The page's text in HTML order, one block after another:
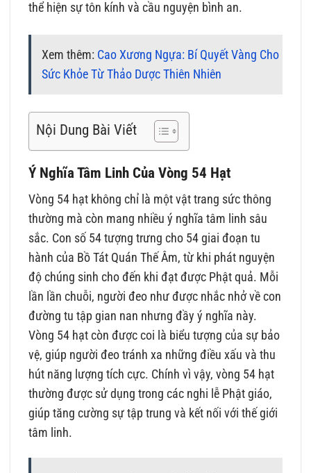
thể hiện sự tôn kính và cầu nguyện bình an.
Xem thêm: Cao Xương Ngựa: Bí Quyết Vàng Cho
Sức Khỏe Từ Thảo Dược Thiên Nhiên
Nội Dung Bài Viết
Ý Nghĩa Tâm Linh Của Vòng 54 Hạt
Vòng 54 hạt không chỉ là một vật trang sức thông
thường mà còn mang nhiều ý nghĩa tâm linh sâu
sắc. Con số 54 tượng trưng cho 54 giai đoạn tu
hành của Bồ Tát Quán Thế Âm, từ khi phát nguyện
độ chúng sinh cho đến khi đạt được Phật quả. Mỗi
lần lần chuỗi, người đeo như được nhắc nhở về con
đường tu tập gian nan nhưng đầy ý nghĩa này.
Vòng 54 hạt còn được coi là biểu tượng của sự bảo
vệ, giúp người đeo tránh xa những điều xấu và thu
hút năng lượng tích cực. Chính vì vậy, vòng 54 hạt
thường được sử dụng trong các nghi lễ Phật giáo,
giúp tăng cường sự tập trung và kết nối với thế giới
tâm linh.